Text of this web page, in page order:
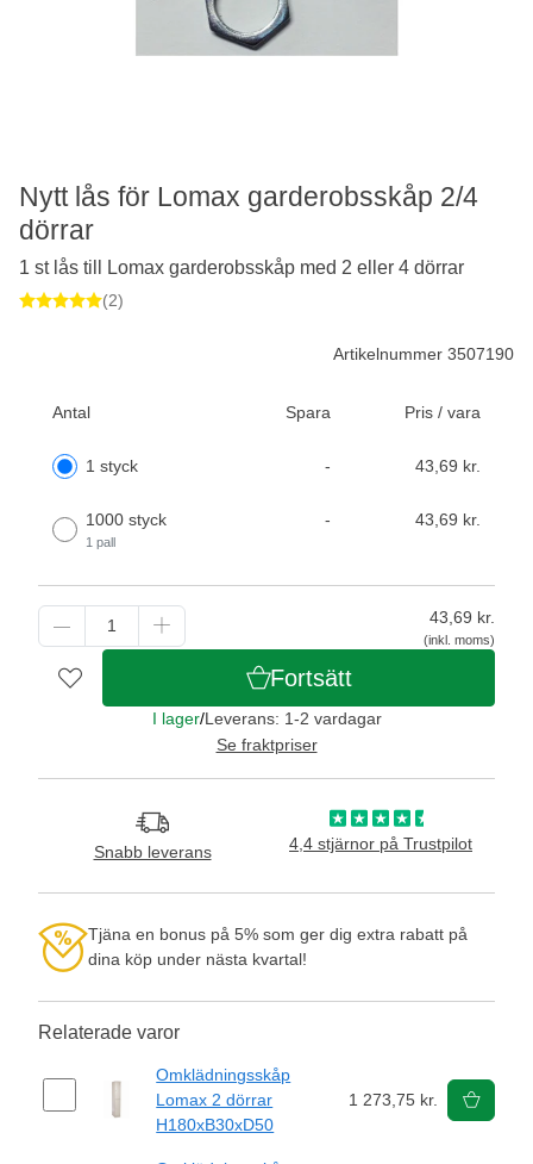
Artikelnummer 3507190
Antal Spara Pris / vara
1 styck - 43,69 kr.
1000 styck
1 pall
- 43,69 kr.
43,69 kr.
(inkl. moms)
Fortsätt
I lager/Leverans: 1-2 vardagar
Se fraktpriser
Snabb leverans 4,4 stjärnor på Trustpilot
Tjäna en bonus på 5% som ger dig extra rabatt på
dina köp under nästa kvartal!
Relaterade varor
Omklädningsskåp
Lomax 2 dörrar
H180xB30xD50
1 273,75 kr.
Nytt lås för Lomax garderobsskåp 2/4
dörrar
1 st lås till Lomax garderobsskåp med 2 eller 4 dörrar
(2)